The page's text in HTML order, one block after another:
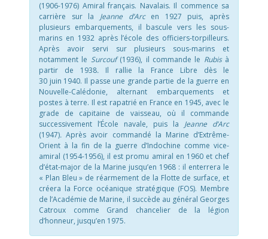
(1906-1976) Amiral français. Navalais. Il commence sa
carrière sur la Jeanne d’Arc en 1927 puis, après
plusieurs embarquements, il bascule vers les sous-
marins en 1932 après l’école des officiers-torpilleurs.
Après avoir servi sur plusieurs sous-marins et
notamment le Surcouf(1936), il commande le Rubisà
partir de 1938. Il rallie la France Libre dès le
30 juin 1940. Il passe une grande partie de la guerre en
Nouvelle-Calédonie, alternant embarquements et
postes à terre. Il est rapatrié en France en 1945, avec le
grade de capitaine de vaisseau, où il commande
successivement l’École navale, puis la Jeanne d’Arc
(1947).Après avoir commandé la Marine d’Extrême-
Orient à la fin de la guerre d’Indochine comme vice-
amiral (1954-1956), il est promu amiral en 1960 et chef
d’état-major de la Marine jusqu’en 1968 : il enterrera le
« Plan Bleu » de réarmement de la Flotte de surface, et
créera la Force océanique stratégique (FOS). Membre
de l’Académie de Marine, il succède au général Georges
Catroux comme Grand chancelier de la légion
d’honneur, jusqu’en 1975.